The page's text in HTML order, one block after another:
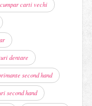
cumpar carti vechi
dentare
second hand
second hand